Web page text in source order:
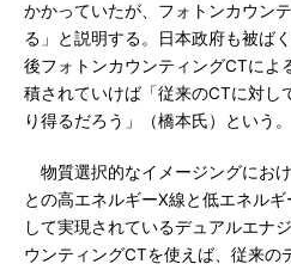
かかっていたが、フォトンカウン
る」と説明する。日本政府も被ば
後フォトンカウンティングCTによ
積されていけば「従来のCTに対し
り得るだろう」（橋本氏）という。
物質選択的なイメージングにお
との高エネルギーX線と低エネル
して実現されているデュアルエナ
ウンティングCTを使えば、従来の